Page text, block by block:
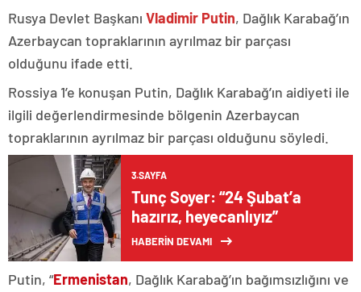
Rusya Devlet Başkanı Vladimir Putin, Dağlık Karabağ’ın
Azerbaycan topraklarının ayrılmaz bir parçası
olduğunu ifade etti.
Rossiya 1’e konuşan Putin, Dağlık Karabağ’ın aidiyeti ile
ilgili değerlendirmesinde bölgenin Azerbaycan
topraklarının ayrılmaz bir parçası olduğunu söyledi.
3.SAYFA
Tunç Soyer: “24 Şubat’a
hazırız, heyecanlıyız”
HABERİN DEVAMI
Putin, “Ermenistan, Dağlık Karabağ’ın bağımsızlığını ve